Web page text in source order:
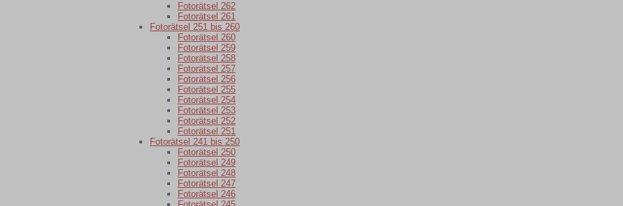
Fotorätsel 262
Fotorätsel 261
Fotorätsel 251 bis 260
Fotorätsel 260
Fotorätsel 259
Fotorätsel 258
Fotorätsel 257
Fotorätsel 256
Fotorätsel 255
Fotorätsel 254
Fotorätsel 253
Fotorätsel 252
Fotorätsel 251
Fotorätsel 241 bis 250
Fotorätsel 250
Fotorätsel 249
Fotorätsel 248
Fotorätsel 247
Fotorätsel 246